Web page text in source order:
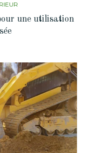
une utilisation